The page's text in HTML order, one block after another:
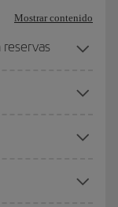
Mostrar contenido
reservas